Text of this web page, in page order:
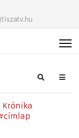
Search
címlap